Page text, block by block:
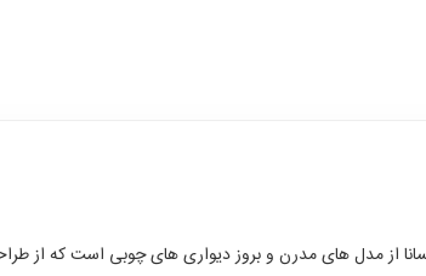
از مدل های مدرن و بروز دیواری های چوبی است که از